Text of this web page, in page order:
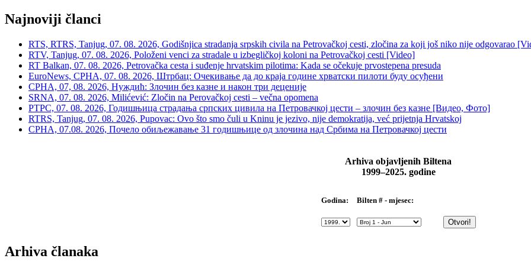
Najnoviji članci
RTS, RTRS, Tanjug, 07. 08. 2026, Godišnjica stradanja srpskih civila na Petrovačkoj cesti, zločina za koji još niko nije odgovarao
RTV, Tanjug, 07. 08. 2026, Položeni venci za stradale u izbegličkoj koloni na Petrovačkoj cesti [Video]
RT Balkan, 07. 08. 2026, Petrovačka cesta i suđenje hrvatskim pilotima: Kada se očekuje prvostepena presuda
EuroNews, СРНА, 07. 08. 2026, Штрбац: Очекивање да до краја године хрватски пилоти буду осуђени
СРНА, 07, 08. 2026, Нуждић: Злочин без казне и након три деценије
SRNA, 07. 08. 2026, Milićević: Zločin na Perovačkoj cesti – večna opomena
РТРС, 07. 08. 2026, Годишњица страдања српских цивила на Петровачкој цести – злочин без казне [Видео, Фото]
RTRS, Tanjug, 07. 08. 2026, Pupovac: Ovo što smo čuli u Kninu je jezivo, nije demokratija, već prijetnja Hrvatskoj
СРНА, 07.08. 2026, Почело обиљежавање 31 годишњице од злочина над Србима на Петровачкој цести
Arhiva objavljenih Biltena
1999–2025. godine
Godina: Bilten # - mjesec:
Arhiva članaka